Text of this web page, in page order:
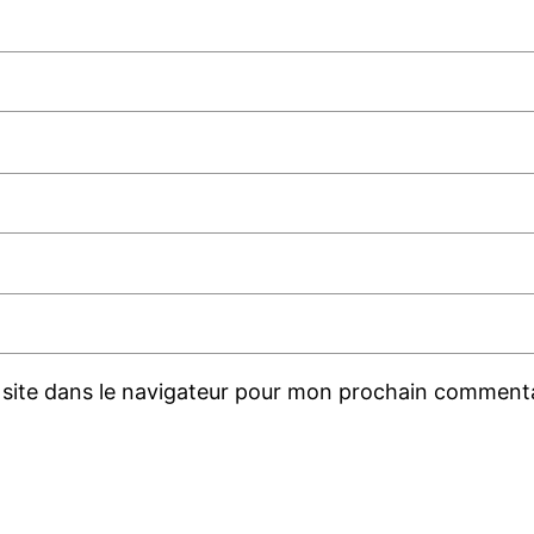
dans le navigateur pour mon prochain